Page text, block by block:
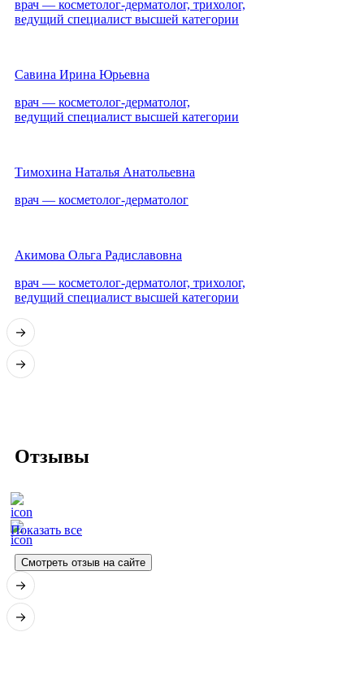
врач — косметолог-дерматолог, трихолог,
ведущий специалист высшей категории
Савина Ирина Юрьевна
врач — косметолог-дерматолог,
ведущий специалист высшей категории
Тимохина Наталья Анатольевна
врач — косметолог-дерматолог
Акимова Ольга Радиславовна
врач — косметолог-дерматолог, трихолог,
ведущий специалист высшей категории
Отзывы
Показать все
Смотреть отзыв на сайте